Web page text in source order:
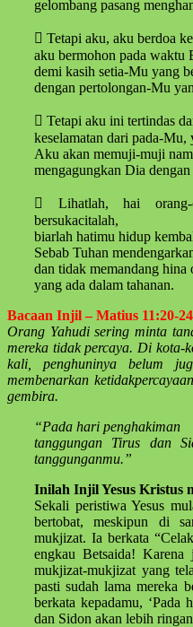
gelombang pasang
 Tetapi aku, aku berdoa
aku bermohon pada waktu
demi kasih setia-Mu yang
dengan pertolongan-Mu
 Tetapi aku ini tertindas
keselamatan dari pada-
Aku akan memuji-muji
mengagungkan Dia
 Lihatlah, hai
bersukacitalah,
biarlah hatimu hidup
Sebab Tuhan
dan tidak memandang hina
yang ada dalam tahanan.
Bacaan Injil – Matius 11:20-24
Orang Yahudi sering minta
mereka tidak percaya. Di kota-
kali, penghuninya belum
membenarkan
gembira.
“Pada hari penghakiman
tanggungan Tirus dan
tanggunganmu.”
Inilah Injil Yesus Kristus
Sekali peristiwa Yesus
bertobat, meskipun di
mukjizat. Ia berkata
engkau Betsaida!
mukjizat-mukjizat yang
pasti sudah lama mereka
berkata kepadamu, ‘Pada
dan Sidon akan lebih